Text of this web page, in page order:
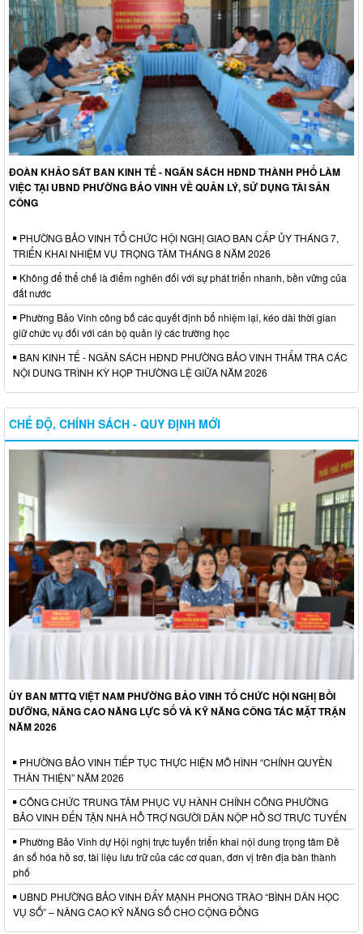
ĐOÀN KHẢO SÁT BAN KINH TẾ - NGÂN SÁCH HĐND THÀNH PHỐ LÀM
VIỆC TẠI UBND PHƯỜNG BẢO VINH VỀ QUẢN LÝ, SỬ DỤNG TÀI SẢN
CÔNG
PHƯỜNG BẢO VINH TỔ CHỨC HỘI NGHỊ GIAO BAN CẤP ỦY THÁNG 7,
TRIỂN KHAI NHIỆM VỤ TRỌNG TÂM THÁNG 8 NĂM 2026
Không để thể chế là điểm nghẽn đối với sự phát triển nhanh, bền vững của
đất nước
Phường Bảo Vinh công bố các quyết định bổ nhiệm lại, kéo dài thời gian
giữ chức vụ đối với cán bộ quản lý các trường học
BAN KINH TẾ - NGÂN SÁCH HĐND PHƯỜNG BẢO VINH THẨM TRA CÁC
NỘI DUNG TRÌNH KỲ HỌP THƯỜNG LỆ GIỮA NĂM 2026
CHẾ ĐỘ, CHÍNH SÁCH - QUY ĐỊNH MỚI
ỦY BAN MTTQ VIỆT NAM PHƯỜNG BẢO VINH TỔ CHỨC HỘI NGHỊ BỒI
DƯỠNG, NÂNG CAO NĂNG LỰC SỐ VÀ KỸ NĂNG CÔNG TÁC MẶT TRẬN
NĂM 2026
PHƯỜNG BẢO VINH TIẾP TỤC THỰC HIỆN MÔ HÌNH “CHÍNH QUYỀN
THÂN THIỆN” NĂM 2026
CÔNG CHỨC TRUNG TÂM PHỤC VỤ HÀNH CHÍNH CÔNG PHƯỜNG
BẢO VINH ĐẾN TẬN NHÀ HỖ TRỢ NGƯỜI DÂN NỘP HỒ SƠ TRỰC TUYẾN
Phường Bảo Vinh dự Hội nghị trực tuyến triển khai nội dung trọng tâm Đề
án số hóa hồ sơ, tài liệu lưu trữ của các cơ quan, đơn vị trên địa bàn thành
phố
UBND PHƯỜNG BẢO VINH ĐẨY MẠNH PHONG TRÀO “BÌNH DÂN HỌC
VỤ SỐ” – NÂNG CAO KỸ NĂNG SỐ CHO CỘNG ĐỒNG